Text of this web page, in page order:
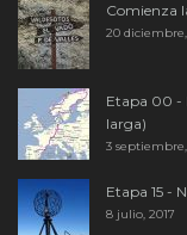
Comienza
20 diciembre,
Etapa 00 -
larga)
3
Etapa 15 -
8 julio, 2017